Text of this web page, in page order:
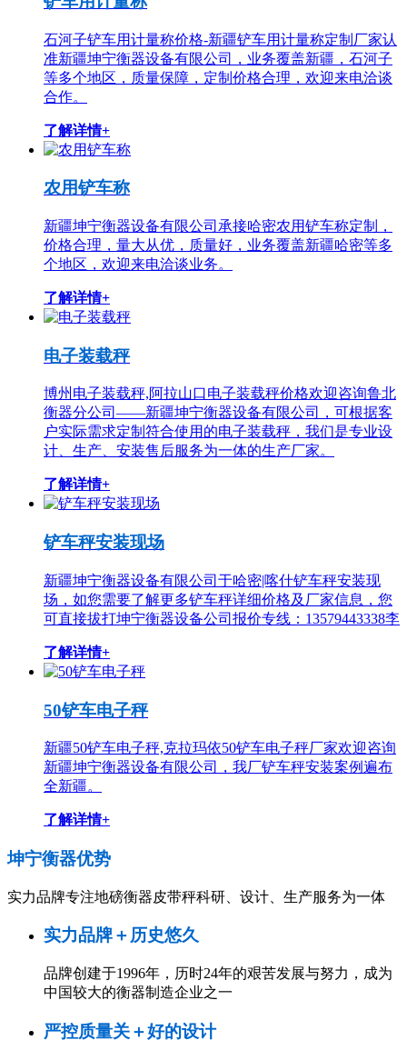
石河子铲车用计量称价格-新疆铲车用计量称定制厂家认
准新疆坤宁衡器设备有限公司，业务覆盖新疆，石河子
等多个地区，质量保障，定制价格合理，欢迎来电洽谈
合作。
了解详情+
农用铲车称
新疆坤宁衡器设备有限公司承接哈密农用铲车称定制，
价格合理，量大从优，质量好，业务覆盖新疆哈密等多
个地区，欢迎来电洽谈业务。
了解详情+
电子装载秤
博州电子装载秤,阿拉山口电子装载秤价格欢迎咨询鲁北
衡器分公司——新疆坤宁衡器设备有限公司，可根据客
户实际需求定制符合使用的电子装载秤，我们是专业设
计、生产、安装售后服务为一体的生产厂家。
了解详情+
铲车秤安装现场
新疆坤宁衡器设备有限公司于哈密|喀什铲车秤安装现
场，如您需要了解更多铲车秤详细价格及厂家信息，您
可直接拔打坤宁衡器设备公司报价专线：13579443338李
了解详情+
50铲车电子秤
新疆50铲车电子秤,克拉玛依50铲车电子秤厂家欢迎咨询
新疆坤宁衡器设备有限公司，我厂铲车秤安装案例遍布
全新疆。
了解详情+
坤宁衡器优势
实力品牌专注地磅衡器皮带秤科研、设计、生产服务为一体
实力品牌＋历史悠久
品牌创建于1996年，历时24年的艰苦发展与努力，成为
中国较大的衡器制造企业之一
严控质量关＋好的设计